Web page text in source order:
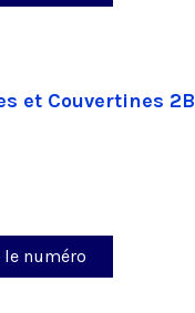
et Couvertines 2B
numéro